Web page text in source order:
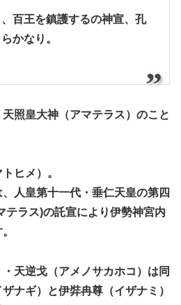
百王を鎮護するの神宣、孔
かなり。
照皇大神（アマテラス）のこと
ヒメ）。
人皇第十一代・垂仁天皇の第四
テラス)の託宣により伊勢神宮内
天逆戈（アメノサカホコ）は同
ナギ）と伊弉冉尊（イザナミ）